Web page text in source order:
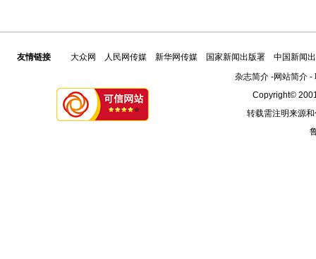
友情链接 大众网 人民网传媒 新华网传媒 国家新闻出版署
中国新闻
杂志简介-网站简介-
Copyright©
转载需注明来源